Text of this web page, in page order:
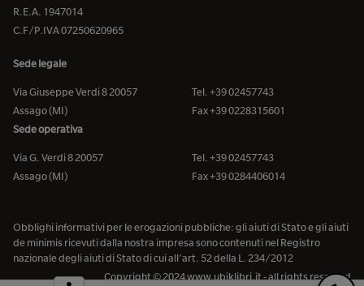
R.E.A. 1947014
C.F/P.IVA 07250620965
Sede legale
Via Giuseppe Verdi 8 20057
Assago (MI)
Tel. +39 02457743
Fax +39 0228315601
Sede operativa
Via G. Verdi 8 20057
Assago (MI)
Tel. +39 02457743
Fax +39 0284406014
Obblighi informativi per le erogazioni pubbliche: gli aiuti di Stato e gli aiuti
de minimis ricevuti dalla nostra impresa sono contenuti nel Registro
nazionale degli aiuti di Stato di cui all’art. 52 della L. 234/2012
Copyright © 2024 www.ubiklibri.it - all rights reserved